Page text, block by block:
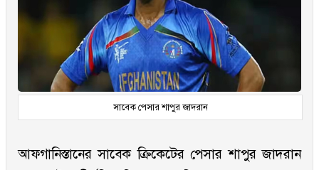
সাবেক পেসার শাপুর জাদরান
আফগানিস্তানের সাবেক ক্রিকেটের পেসার শাপুর জাদরান